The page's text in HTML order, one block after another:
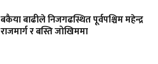
बकैया बाढीले निजगढस्थित पूर्वपश्चिम महेन्द्र
राजमार्ग र बस्ति जोखिममा